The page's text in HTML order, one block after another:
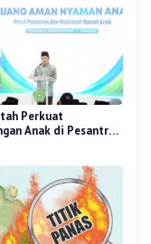
Perkuat
Anak di Pesantren